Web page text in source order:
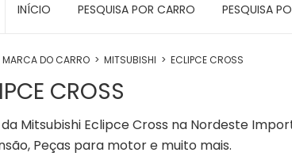
INÍCIO PESQUISA POR CARRO PESQUISA
MARCA DO CARRO > MITSUBISHI > ECLIPCE CROSS
CROSS
Mitsubishi Eclipce Cross na Nordeste
Peças para motor e muito mais.